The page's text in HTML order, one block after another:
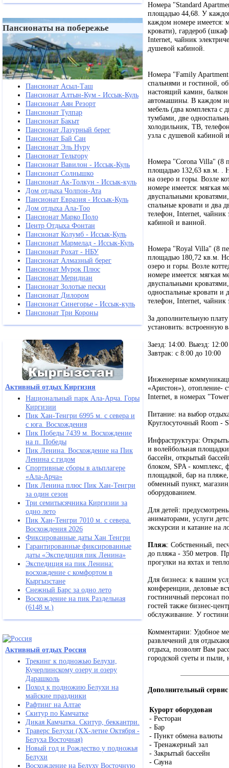
Пансионаты на побережье
Пансионат Асыл-Таш
Пансионат Алтын-Кум - Иссык-Куль
Пансионат Аян Резорт
Пансионат Тулпар
Пансионат Бакыт
Пансионат Лазурный берег
Пансионат Бай Сан
Пансионат Эль Нуру
Пансионат Тельтору
Пансионат Вавилон - Иссык-Куль
Пансионат Солнышко
Пансионат Ак-Толкун - Иссык-куль
Дом отдыха Чолпон-Ата
Пансионат Евразия - Иссык-Куль
Дом отдыха Ала-Тоо
Пансионат Марко Поло
Центр Отдыха Фонтан
Пансионат Колумб - Иссык-Куль
Пансионат Мармелад - Иссык-Куль
Пансионат Рохат - НБУ
Пансионат Алмазный берег
Пансионат Мурок Плюс
Пансионат Меридиан
Пансионат Золотые пески
Пансионат Дилором
Пансионат Синегорье - Иссык-куль
Пансионат Три Короны
Активный отдых Киргизия
Национальный парк Ала-Арча. Горы
Киргизии
Пик Хан-Тенгри 6995 м. с севера и
с юга. Восхождения
Пик Победы 7439 м. Восхождение
на п. Победы
Пик Ленина. Восхождение на Пик
Ленина с гидом
Спортивные сборы в альплагере
«Ала-Арча»
Пик Ленина плюс Пик Хан-Тенгри
за один сезон
Три семитысячника Киргизии за
одно лето
Пик Хан-Тенгри 7010 м. с севера.
Восхождения 2026
Фиксированные даты Хан Тенгри
Гарантированные фиксированные
даты «Экспедиция пик Ленина»
Экспедиция на пик Ленина:
восхождение с комфортом в
Кыргызстане
Снежный Барс за одно лето
Восхождение на пик Раздельная
(6148 м.)
Активный отдых Россия
Трекинг к подножью Белухи,
Кучерлинскому озеру и озеру
Дарашколь
Поход к подножию Белухи на
майские праздники
Рафтинг на Алтае
Скитур по Камчатке
Дикая Камчатка. Скитур, беккантри.
Траверс Белухи (ХХ-летие Октября -
Белуха Восточная)
Новый год и Рождество у подножья
Белухи
Восхождение на Белуху Восточную
Номера "Standard
площадью 44,68. У
каждом номере имеется:
кровати), гардероб
Internet, чайник
душевой кабиной.
Номера "Family
спальнями и гостиной,
настоящий камин, балкон
автомашины. В каждом
мебель (два комплекта с
тумбами, две
холодильник, ТВ,
узла с душевой кабиной
Номера "Corona Villa" (8
площадью 132,63 кв.м. .
на озеро и горы. Возле
номере имеется: мягкая
двуспальными
спальные кровати и два
телефон, Internet, чайник
кабиной и ванной.
Номера "Royal Villa" (8
площадью 180,72 кв.м.
озеро и горы. Возле
номере имеется: мягкая
двуспальными
односпальные кровати и
телефон, Internet, чайник
За дополнительную
установить: встроенную
Заезд: 14:00. Выезд: 12:00
Завтрак: с 8:00 до 10:00
Инженерные
«Аристон»), отопление-
Internet, в номерах
Питание: на выбор
Круглосуточный Room -
Инфраструктура:
и волейбольная
бассейн, открытый
блоком, SPA - комплекс,
площадкой, бар на пляже,
обменный пункт,
оборудованием.
Для детей:
аниматорами, услуги
экскурсии и катание на
Пляж: Собственный,
до пляжа - 350 метров.
прогулки на яхтах и
Для бизнеса: к вашим
конференции, деловые
гостиничный персонал
гостей также бизнес-
обслуживание. У
Комментарии: Удобное
развлечений для
отдыха, позволят Вам
городской суеты и пыли,
Дополнительный сервис
Курорт оборудован
- Ресторан
- Бар
- Пункт обмена валюты
- Тренажерный зал
- Закрытый бассейн
- Сауна